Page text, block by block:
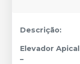
Descrição:
Elevador Apical
–